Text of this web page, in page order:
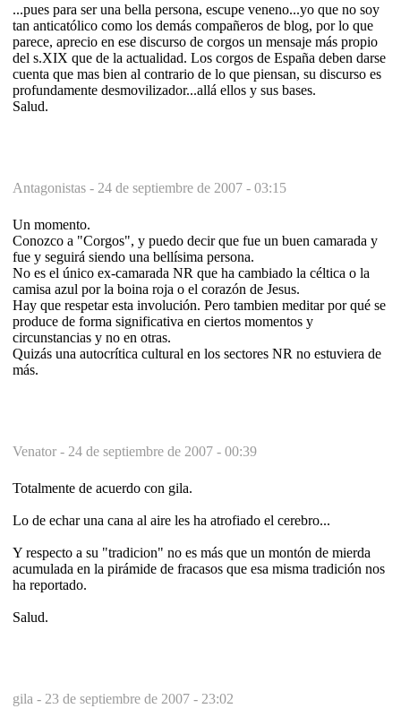
...pues para ser una bella persona, escupe veneno...yo que no soy
tan anticatólico como los demás compañeros de blog, por lo que
parece, aprecio en ese discurso de corgos un mensaje más propio
del s.XIX que de la actualidad. Los corgos de España deben darse
cuenta que mas bien al contrario de lo que piensan, su discurso es
profundamente desmovilizador...allá ellos y sus bases.
Salud.
Antagonistas - 24 de septiembre de 2007 - 03:15
Un momento.
Conozco a "Corgos", y puedo decir que fue un buen camarada y
fue y seguirá siendo una bellísima persona.
No es el único ex-camarada NR que ha cambiado la céltica o la
camisa azul por la boina roja o el corazón de Jesus.
Hay que respetar esta involución. Pero tambien meditar por qué se
produce de forma significativa en ciertos momentos y
circunstancias y no en otras.
Quizás una autocrítica cultural en los sectores NR no estuviera de
más.
Venator - 24 de septiembre de 2007 - 00:39
Totalmente de acuerdo con gila.
Lo de echar una cana al aire les ha atrofiado el cerebro...
Y respecto a su "tradicion" no es más que un montón de mierda
acumulada en la pirámide de fracasos que esa misma tradición nos
ha reportado.
Salud.
gila - 23 de septiembre de 2007 - 23:02